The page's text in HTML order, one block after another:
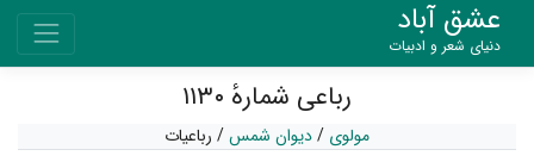
عشق آباد
دنیای شعر و ادبیات
رباعی شمارهٔ ۱۱۳۰
مولوی /دیوان شمس/ رباعیات